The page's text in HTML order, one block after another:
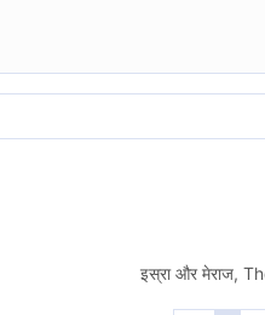
इस्रा और मेराज,